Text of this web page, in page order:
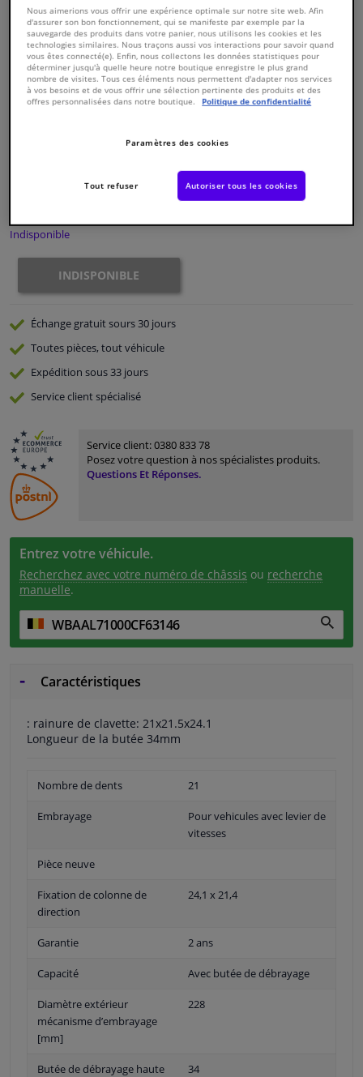
Fenêtres & accessoires
Intérieur & ameublement
Promotions et réductions
Capteurs & électronique
Numéro de produit d'origine:0176950
Indisponible
INDISPONIBLE
Échange gratuitsours 30 jours
Toutes pièces, tout véhicule
Expédition sous 33 jours
Serviceclient spécialisé
Service client:0380 833 78
Posez votre question à nos spécialistes produits.
Questions Et Réponses.
Entrez votre véhicule.
Recherchez avec votre numéro de châssis ou recherche
manuelle.
Caractéristiques
: rainure de clavette: 21x21.5x24.1
Longueur de la butée 34mm
Nombre de dents 21
Embrayage
Pour vehicules avec levier de
vitesses
Pièce neuve
Fixation de colonne de
direction
24,1 x 21,4
Garantie 2 ans
Capacité Avec butée de débrayage
Diamètre extérieur
mécanisme d’embrayage
[mm]
228
Butée de débrayage haute
34
Nous aimerions vous offrir une expérience optimale sur notre site web. Afin
d'assurer son bon fonctionnement, qui se manifeste par exemple par la
sauvegarde des produits dans votre panier, nous utilisons les cookies et les
technologies similaires. Nous traçons aussi vos interactions pour savoir quand
vous êtes connecté(e). Enfin, nous collectons les données statistiques pour
déterminer jusqu'à quelle heure notre boutique enregistre le plus grand
nombre de visites. Tous ces éléments nous permettent d'adapter nos services
à vos besoins et de vous offrir une sélection pertinente des produits et des
offres personnalisées dans notre boutique.
Politique de confidentialité
Paramètres des cookies
Tout refuser Autoriser tous les cookies